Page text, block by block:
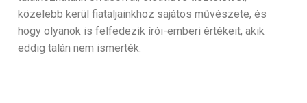
közelebb kerül fiataljainkhoz sajátos művészete, és
hogy olyanok is felfedezik írói-emberi értékeit, akik
eddig talán nem ismerték.